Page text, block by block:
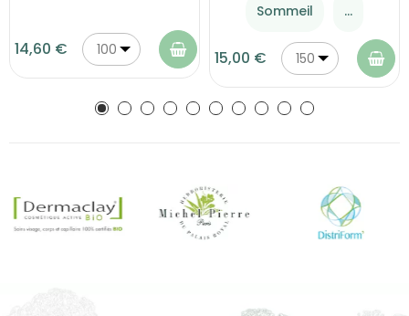
14,60 €
100
g
Sommeil ...
15,00 €
150
g